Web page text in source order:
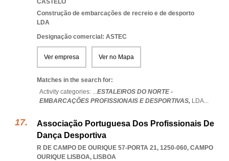
CASTELO
Construção de embarcações de recreio e de desporto
LDA
Designação comercial: ASTEC
Ver empresa Ver no Mapa
Matches in the search for:
Activity categories: ...ESTALEIROS DO NORTE -
EMBARCAÇÕES PROFISSIONAIS E DESPORTIVAS, LDA...
Associação Portuguesa Dos Profissionais De
Dança Desportiva
R DE CAMPO DE OURIQUE 57-PORTA 21, 1250-060, CAMPO
OURIQUE LISBOA, LISBOA